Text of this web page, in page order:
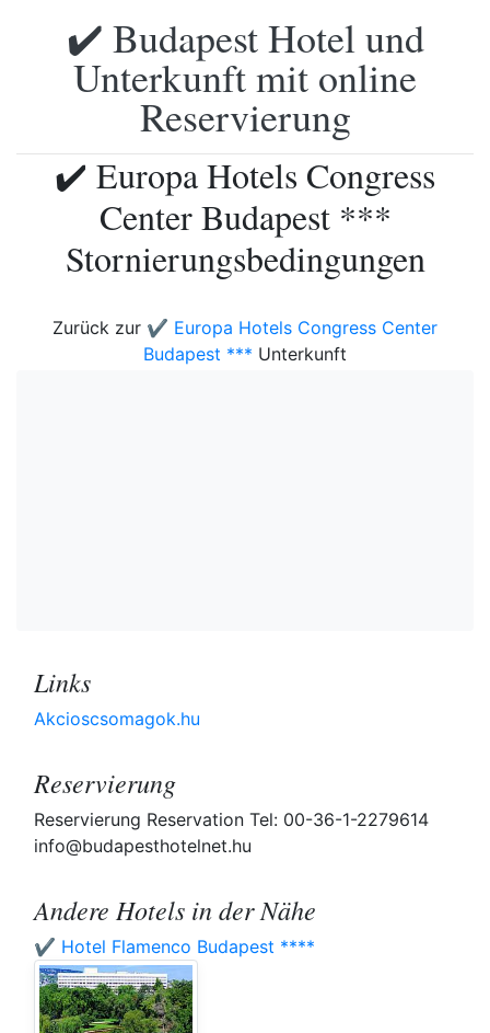
✔️ Budapest Hotel und
Unterkunft mit online
Reservierung
✔️ Europa Hotels Congress
Center Budapest ***
Stornierungsbedingungen
Zurück zur ✔️ Europa Hotels Congress Center
Budapest *** Unterkunft
Links
Akcioscsomagok.hu
Reservierung
Reservierung Reservation Tel: 00-36-1-2279614
info@budapesthotelnet.hu
Andere Hotels in der Nähe
✔️ Hotel Flamenco Budapest ****